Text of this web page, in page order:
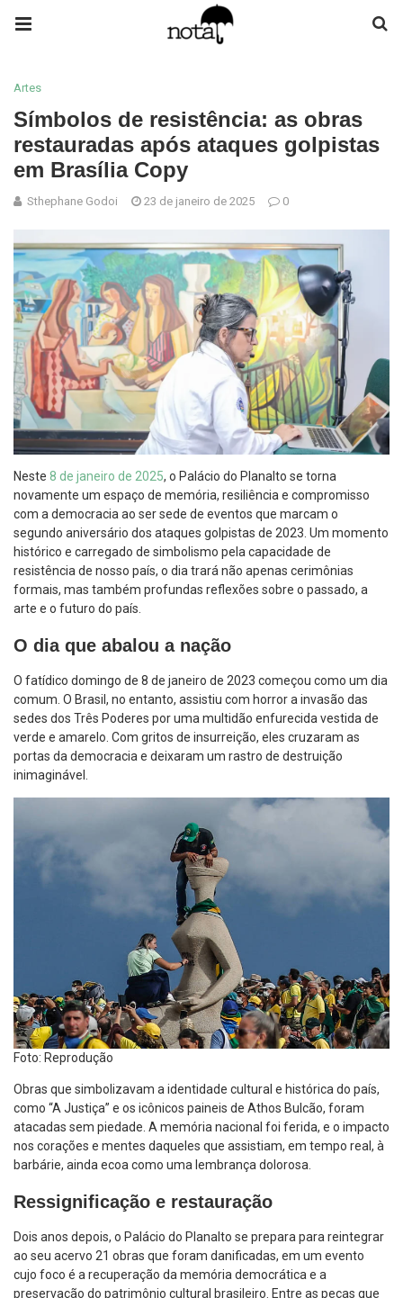
Artes
Símbolos de resistência: as obras
restauradas após ataques golpistas
em Brasília Copy
Sthephane Godoi 23 de janeiro de 2025 0
Neste 8 de janeiro de 2025, o Palácio do Planalto se torna
novamente um espaço de memória, resiliência e compromisso
com a democracia ao ser sede de eventos que marcam o
segundo aniversário dos ataques golpistas de 2023. Um momento
histórico e carregado de simbolismo pela capacidade de
resistência de nosso país, o dia trará não apenas cerimônias
formais, mas também profundas reflexões sobre o passado, a
arte e o futuro do país.
O dia que abalou a nação
O fatídico domingo de 8 de janeiro de 2023 começou como um dia
comum. O Brasil, no entanto, assistiu com horror a invasão das
sedes dos Três Poderes por uma multidão enfurecida vestida de
verde e amarelo. Com gritos de insurreição, eles cruzaram as
portas da democracia e deixaram um rastro de destruição
inimaginável.
Foto: Reprodução
Obras que simbolizavam a identidade cultural e histórica do país,
como “A Justiça” e os icônicos paineis de Athos Bulcão, foram
atacadas sem piedade. A memória nacional foi ferida, e o impacto
nos corações e mentes daqueles que assistiam, em tempo real, à
barbárie, ainda ecoa como uma lembrança dolorosa.
Ressignificação e restauração
Dois anos depois, o Palácio do Planalto se prepara para reintegrar
ao seu acervo 21 obras que foram danificadas, em um evento
cujo foco é a recuperação da memória democrática e a
preservação do patrimônio cultural brasileiro. Entre as peças que